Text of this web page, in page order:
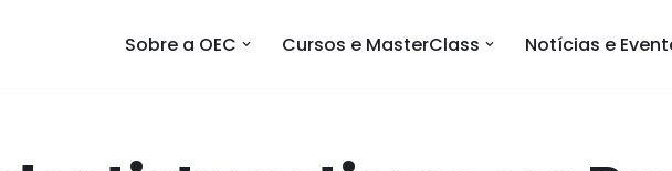
Sobre a OEC Cursos e MasterClass Notícias e